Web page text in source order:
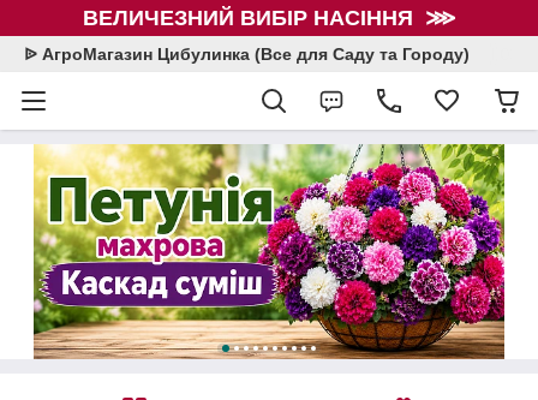
ВЕЛИЧЕЗНИЙ ВИБІР НАСІННЯ ⋙
ᐉ АгроМагазин Цибулинка (Все для Саду та Городу)